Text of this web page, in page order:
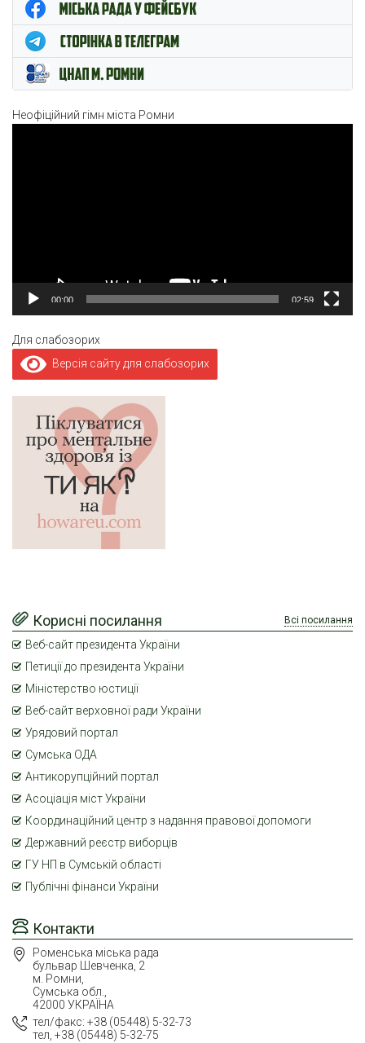
ЦНАП м. Ромни
Неофіційний гімн міста Ромни
00:00 02:59
Для слабозорих
Версія сайту для слабозорих
Контакти
Роменська міська рада
бульвар Шевченка, 2
м. Ромни,
Сумська обл.,
42000 УКРАЇНА
тел/факс: +38 (05448) 5-32-73
тел, +38 (05448) 5-32-75
Корисні посилання Всі посилання
Веб-сайт президента України
Петиції до президента України
Міністерство юстиції
Веб-сайт верховної ради України
Урядовий портал
Сумська ОДА
Антикорупційний портал
Асоціація міст України
Координаційний центр з надання правової допомоги
Державний реєстр виборців
ГУ НП в Сумській області
Публічні фінанси України